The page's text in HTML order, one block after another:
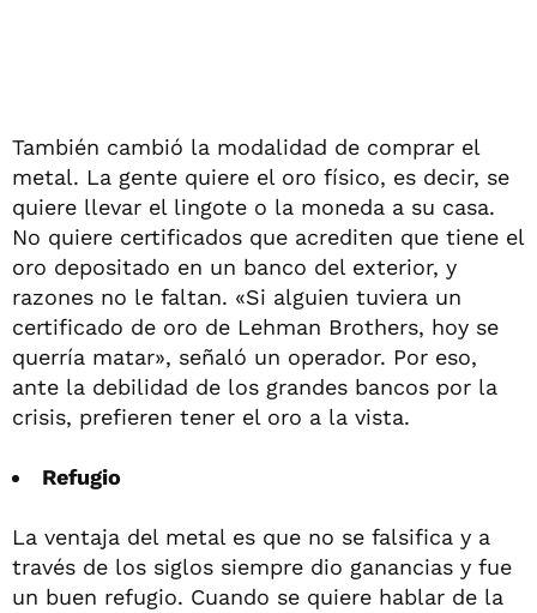
También cambió la modalidad de comprar el
metal. La gente quiere el oro físico, es decir, se
quiere llevar el lingote o la moneda a su casa.
No quiere certificados que acrediten que tiene el
oro depositado en un banco del exterior, y
razones no le faltan. «Si alguien tuviera un
certificado de oro de Lehman Brothers, hoy se
querría matar», señaló un operador. Por eso,
ante la debilidad de los grandes bancos por la
crisis, prefieren tener el oro a la vista.
Refugio
La ventaja del metal es que no se falsifica y a
través de los siglos siempre dio ganancias y fue
un buen refugio. Cuando se quiere hablar de la